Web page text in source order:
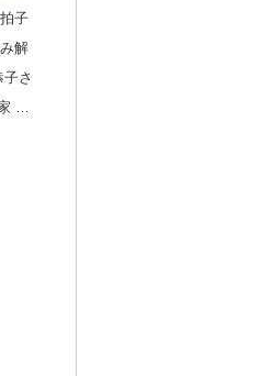
子
解
さ
…